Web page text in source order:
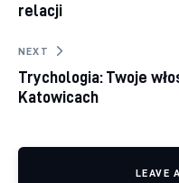
relacji
NEXT
Trychologia: Twoje
Katowicach
LEAVE